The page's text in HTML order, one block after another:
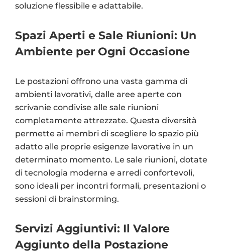
soluzione flessibile e adattabile.
Spazi Aperti e Sale Riunioni: Un
Ambiente per Ogni Occasione
Le postazioni offrono una vasta gamma di
ambienti lavorativi, dalle aree aperte con
scrivanie condivise alle sale riunioni
completamente attrezzate. Questa diversità
permette ai membri di scegliere lo spazio più
adatto alle proprie esigenze lavorative in un
determinato momento. Le sale riunioni, dotate
di tecnologia moderna e arredi confortevoli,
sono ideali per incontri formali, presentazioni o
sessioni di brainstorming.
Servizi Aggiuntivi: Il Valore
Aggiunto della Postazione